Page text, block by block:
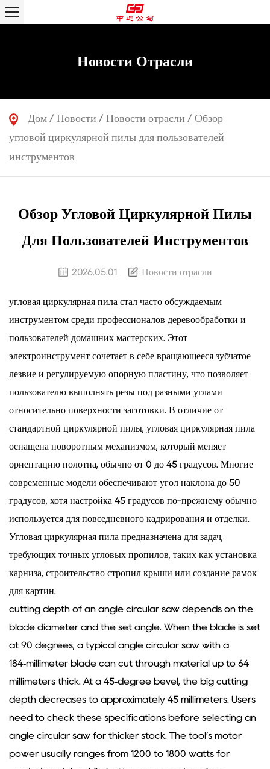
Новости Отрасли
Дом / Новости / Новости отрасли / Обзор
угловой циркулярной пилы для пользователей
инструментов
Обзор Угловой Циркулярной Пилы
Для Пользователей Инструментов
2026.05.01 Новости отрасли
угловая циркулярная пила стал часто обсуждаемым
инструментом среди профессионалов деревообработки и
пользователей домашних мастерских. Этот
электроинструмент сочетает в себе вращающееся зубчатое
лезвие и регулируемую опорную пластину, что позволяет
пользователю выполнять резы под разными углами
относительно поверхности заготовки. В отличие от
стандартной циркулярной пилы, угловая циркулярная пила
оснащена поворотным механизмом, который меняет
ориентацию полотна, обычно от 0 до 45 градусов. Многие
современные модели обеспечивают угол наклона до 50
градусов, хотя настройка 45 градусов по-прежнему обычно
используется для повседневного кадрирования и отделки.
Угловая циркулярная пила предназначена для задач,
требующих точных угловых пропилов, таких как установка
карниза, строительство стропил крыши или создание рамок
для картин.
cutting depth of an angle circular saw depends on the
blade diameter and the set angle. When the blade is set
at 90 degrees, a typical angle circular saw with a
184‑millimeter blade can cut through material up to 64
millimeters thick. At a 45‑degree bevel, the big cutting
depth decreases to approximately 45 millimeters. Users
need to check these specifications before selecting an
angle circular saw for thicker stock. The tool’s motor
power usually ranges from 1200 to 1800 watts for